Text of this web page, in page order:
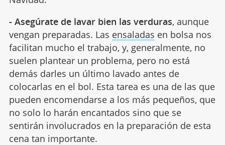
- Asegúrate de lavar bien las verduras, aunque
vengan preparadas. Las ensaladas en bolsa nos
facilitan mucho el trabajo, y, generalmente, no
suelen plantear un problema, pero no está
demás darles un último lavado antes de
colocarlas en el bol. Esta tarea es una de las que
pueden encomendarse a los más pequeños, que
no solo lo harán encantados sino que se
sentirán involucrados en la preparación de esta
cena tan importante.